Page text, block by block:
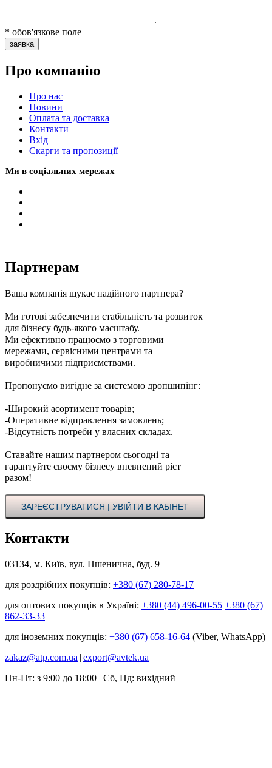
* обов'язкове поле
заявка
Про компанію
Про нас
Новини
Оплата та доставка
Контакти
Вхiд
Скарги та пропозиції
Ми в соціальних мережах
Партнерам
Ваша компанія шукає надійного партнера?
Ми готові забезпечити стабільність та розвиток
для бізнесу будь-якого масштабу.
Ми ефективно працюємо з торговими
мережами, сервісними центрами та
виробничими підприємствами.
Пропонуємо вигідне за системою дропшипінг:
-Широкий асортимент товарів;
-Оперативне відправлення замовлень;
-Відсутність потреби у власних складах.
Ставайте нашим партнером сьогодні та
гарантуйте своєму бізнесу впевнений ріст
разом!
ЗАРЕЄСТРУВАТИСЯ | УВІЙТИ В КАБІНЕТ
Контакти
03134, м. Київ, вул. Пшенична, буд. 9
для роздрібних покупців: +380 (67) 280-78-17
для оптових покупців в Україні: +380 (44) 496-00-55 +380 (67)
862-33-33
для іноземних покупців: +380 (67) 658-16-64 (Viber, WhatsApp)
zakaz@atp.com.ua | export@avtek.ua
Пн-Пт: з 9:00 до 18:00 | Сб, Нд: вихідний